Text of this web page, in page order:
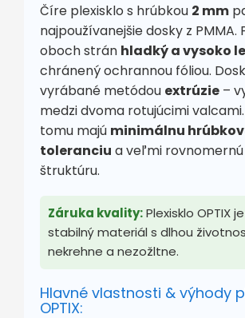
Číre plexisklo s hrúbkou 2 mm
najpoužívanejšie dosky z PMMA.
oboch strán hladký a vysoko
chránený ochrannou fóliou.
vyrábané metódou extrúzie –
medzi dvoma rotujúcimi
tomu majú minimálnu
toleranciu a veľmi
štruktúru.
Záruka kvality:Plexisklo OPTIX
stabilný materiál s dlhou
nekrehne a nezožltne.
Hlavné vlastnosti & výhody
OPTIX: